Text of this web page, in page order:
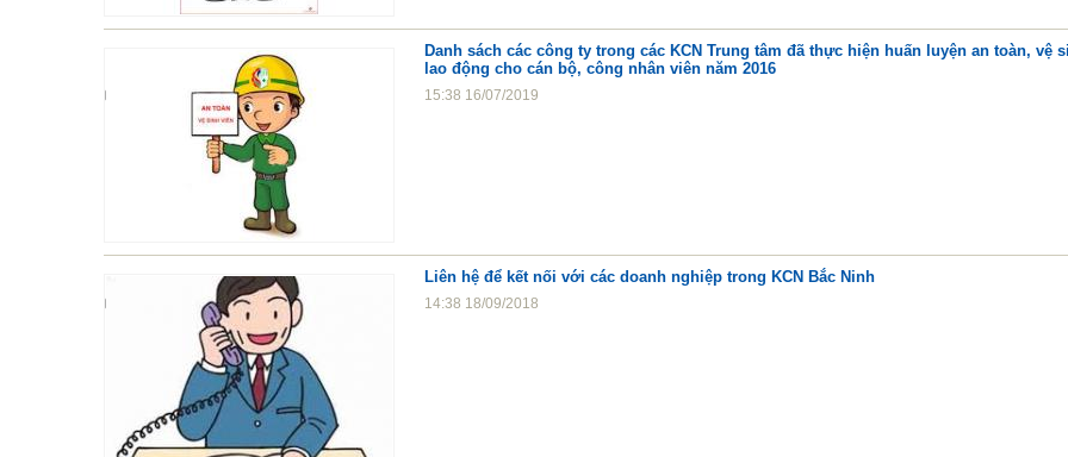
Danh sách các công ty trong các KCN Trung tâm đã thực hiện huấn luyện an toàn, vệ
lao động cho cán bộ, công nhân viên năm 2016
15:38 16/07/2019
Liên hệ để kết nối với các doanh nghiệp trong KCN Bắc Ninh
14:38 18/09/2018